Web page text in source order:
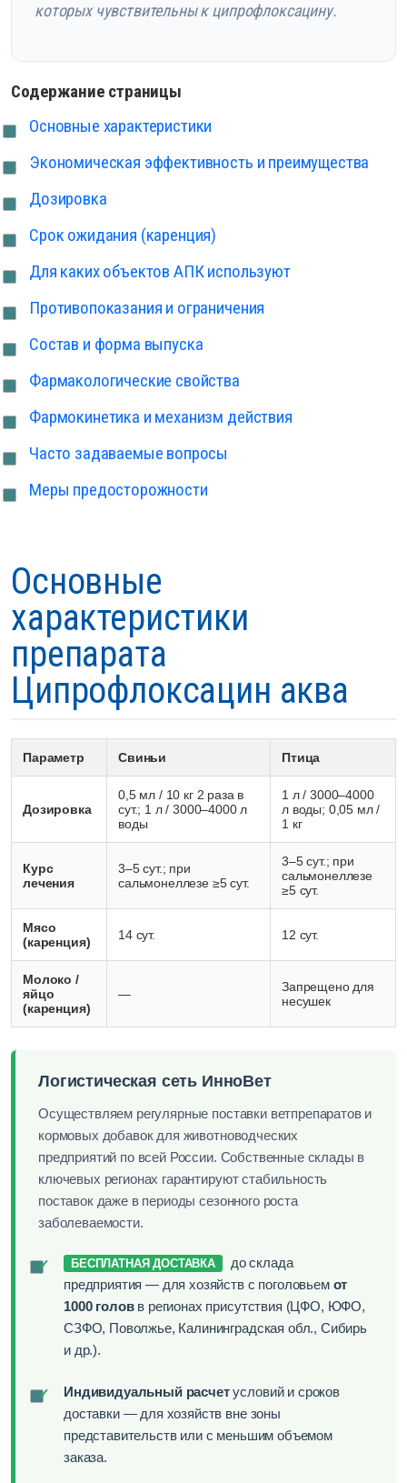
которых чувствительны к ципрофлоксацину.
Содержание страницы
Основные характеристики
Экономическая эффективность и преимущества
Дозировка
Срок ожидания (каренция)
Для каких объектов АПК используют
Противопоказания и ограничения
Состав и форма выпуска
Фармакологические свойства
Фармокинетика и механизм действия
Часто задаваемые вопросы
Меры предосторожности
Основные
характеристики
препарата
Ципрофлоксацин аква
Параметр Свиньи Птица
Дозировка
0,5 мл / 10 кг 2 раза в
сут.; 1 л / 3000–4000 л
воды
1 л / 3000–4000
л воды; 0,05 мл /
1 кг
Курс
лечения
3–5 сут.; при
сальмонеллезе ≥5 сут.
3–5 сут.; при
сальмонеллезе
≥5 сут.
Мясо
(каренция)
14 сут. 12 сут.
Молоко /
яйцо
(каренция)
—
Запрещено для
несушек
Логистическая сеть ИнноВет
Осуществляем регулярные поставки ветпрепаратов и
кормовых добавок для животноводческих
предприятий по всей России. Собственные склады в
ключевых регионах гарантируют стабильность
поставок даже в периоды сезонного роста
заболеваемости.
✓ БЕСПЛАТНАЯ ДОСТАВКА
до склада
предприятия — для хозяйств с поголовьем от
1000 головв регионах присутствия (ЦФО, ЮФО,
СЗФО, Поволжье, Калининградская обл., Сибирь
и др.).
✓ Индивидуальный расчетусловий и сроков
доставки — для хозяйств вне зоны
представительств или с меньшим объемом
заказа.